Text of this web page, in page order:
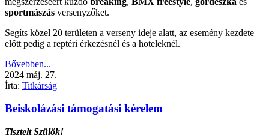
sportmászás versenyzőket.
Segíts közel 20 területen a verseny ideje alatt, az esemény kezdete
előtt pedig a reptéri érkezésnél és a hoteleknél.
Bővebben...
2024 máj. 27.
Írta: Titkárság
Beiskolázási támogatási kérelem
Tisztelt Szülők!